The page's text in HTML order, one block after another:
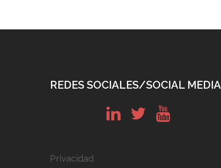
REDES SOCIALES/SOCIAL MEDIA
Privacidad